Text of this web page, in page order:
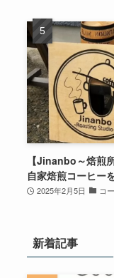
【Jinanbo～焙煎
自家焙煎コーヒー
2025年2月5日 コ
新着記事